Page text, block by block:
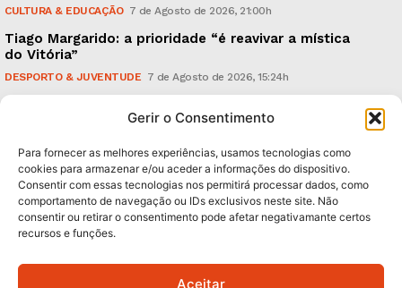
Gerir o Consentimento
Para fornecer as melhores experiências, usamos tecnologias como
cookies para armazenar e/ou aceder a informações do dispositivo.
Consentir com essas tecnologias nos permitirá processar dados, como
comportamento de navegação ou IDs exclusivos neste site. Não
consentir ou retirar o consentimento pode afetar negativamante certos
recursos e funções.
Aceitar
CULTURA & EDUCAÇÃO 7 de Agosto de 2026, 21:00h
Tiago Margarido: a prioridade “é reavivar a mística
do Vitória”
DESPORTO & JUVENTUDE 7 de Agosto de 2026, 15:24h
caudais e antecipa situações de risco
Subscreva Newsletter: